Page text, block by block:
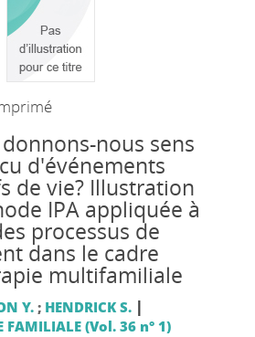
nous sens
d'événements
de vie? Illustration
IPA appliquée à
processus de
dans le cadre
multifamiliale
Y.; HENDRICK S. |
FAMILIALE (Vol. 36 n° 1)